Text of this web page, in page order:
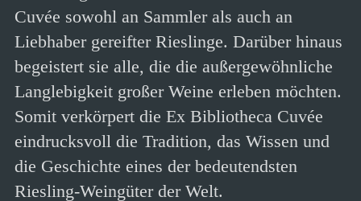
Cuvée sowohl an Sammler als auch an
Liebhaber gereifter Rieslinge. Darüber hinaus
begeistert sie alle, die die außergewöhnliche
Langlebigkeit großer Weine erleben möchten.
Somit verkörpert die Ex Bibliotheca Cuvée
eindrucksvoll die Tradition, das Wissen und
die Geschichte eines der bedeutendsten
Riesling-Weingüter der Welt.